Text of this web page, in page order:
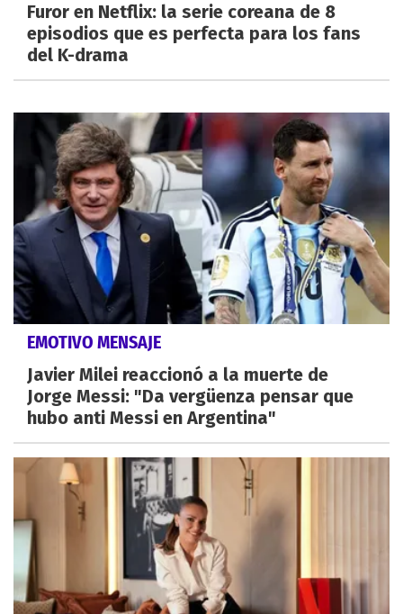
Furor en Netflix: la serie coreana de 8
episodios que es perfecta para los fans
del K-drama
EMOTIVO MENSAJE
Javier Milei reaccionó a la muerte de
Jorge Messi: "Da vergüenza pensar que
hubo anti Messi en Argentina"